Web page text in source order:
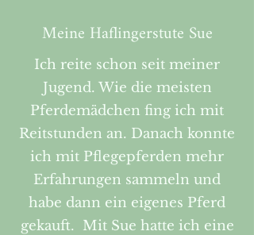
Meine Haflingerstute Sue
Ich reite schon seit meiner
Jugend. Wie die meisten
Pferdemädchen fing ich mit
Reitstunden an. Danach konnte
ich mit Pflegepferden mehr
Erfahrungen sammeln und
habe dann ein eigenes Pferd
gekauft. Mit Sue hatte ich eine